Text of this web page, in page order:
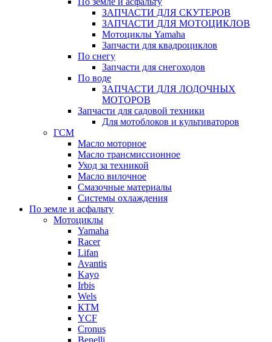
ЗАПЧАСТИ ДЛЯ СКУТЕРОВ
ЗАПЧАСТИ ДЛЯ МОТОЦИКЛОВ
Мотоциклы Yamaha
Запчасти для квадроциклов
По снегу
Запчасти для снегоходов
По воде
ЗАПЧАСТИ ДЛЯ ЛОДОЧНЫХ
МОТОРОВ
Запчасти для садовой техники
Для мотоблоков и культиваторов
ГСМ
Масло моторное
Масло трансмиссионное
Уход за техникой
Масло вилочное
Смазочные материалы
Системы охлаждения
По земле и асфальту
Мотоциклы
Yamaha
Racer
Lifan
Avantis
Kayo
Irbis
Wels
КТМ
YCF
Cronus
Benelli